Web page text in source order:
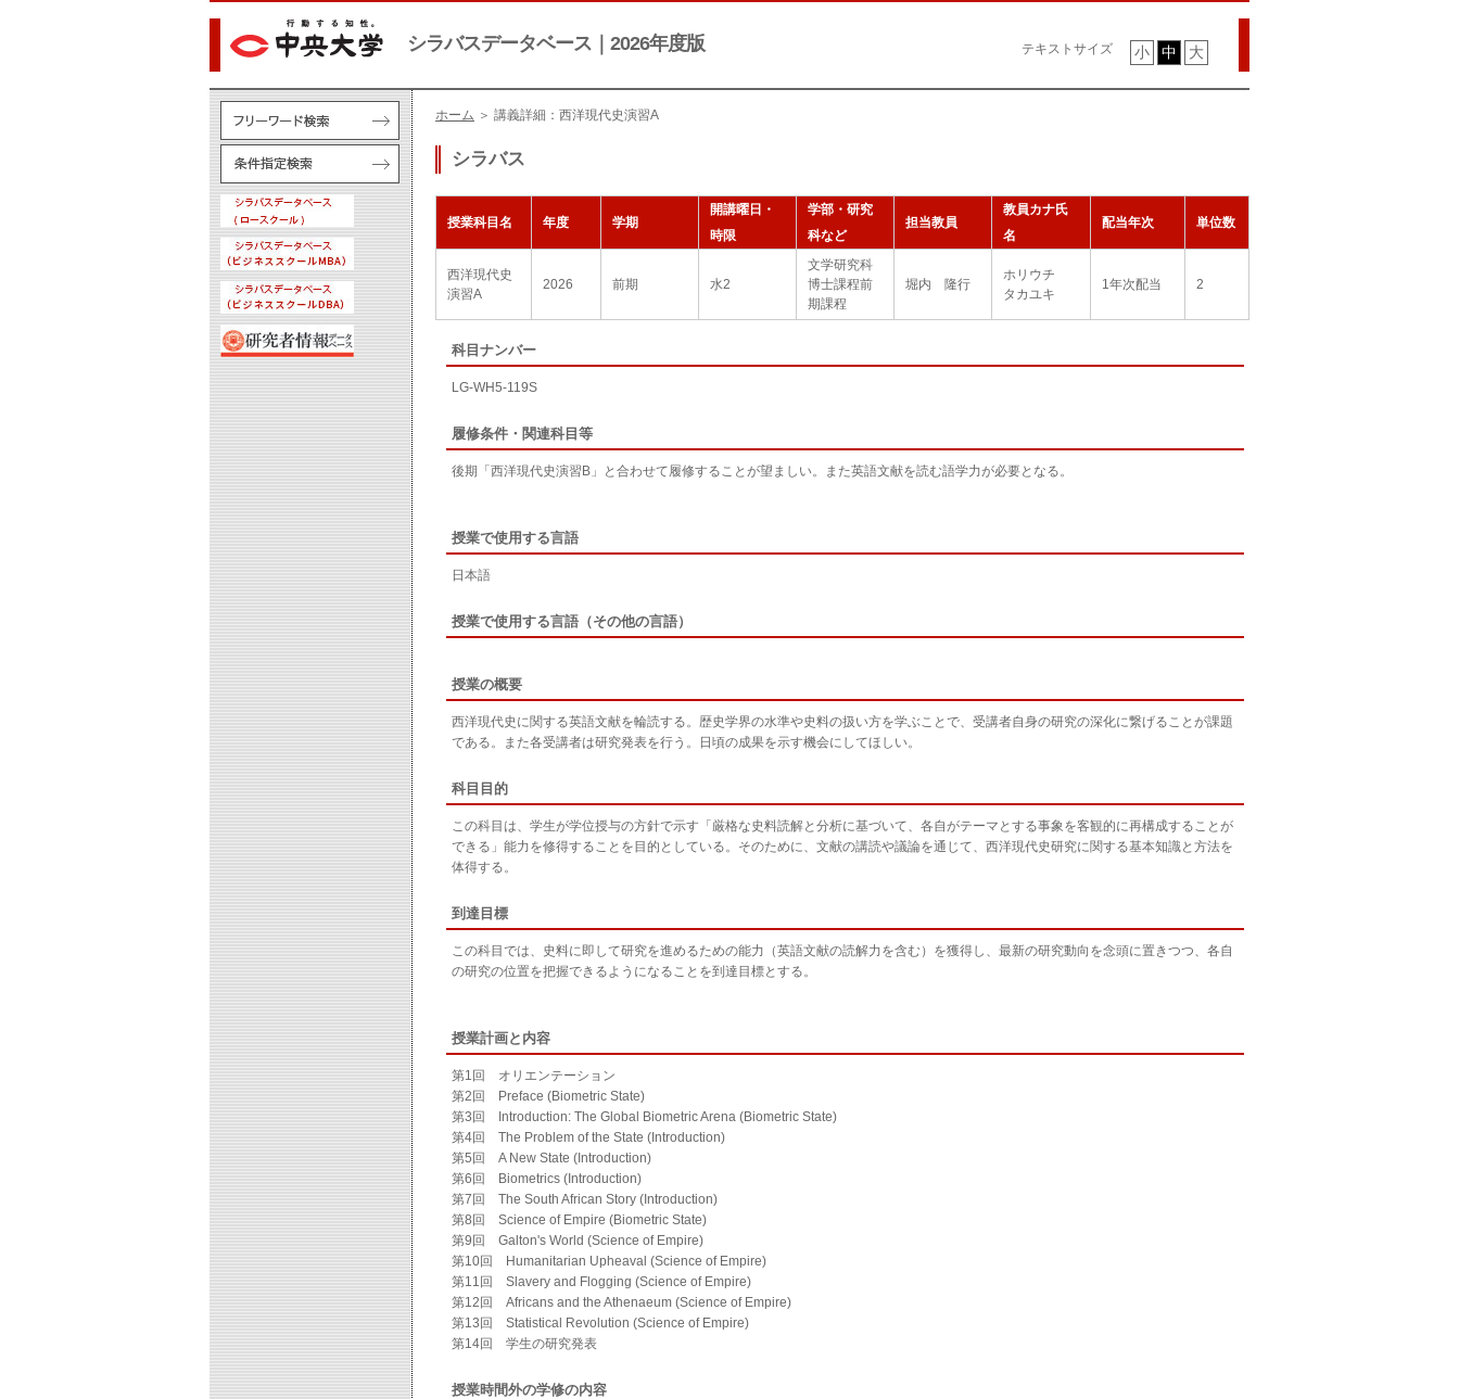
シラバスデータベース｜2026年度版 テキストサイズ 小 中 大
ホーム ＞ 講義詳細：西洋現代史演習A
シラバス
授業科目名 年度 学期
開講曜日・
時限
学部・研究
科など
担当教員
教員カナ氏
名
配当年次 単位数
西洋現代史
演習A
2026 前期 水2
文学研究科
博士課程前
期課程
堀内 隆行
ホリウチ
タカユキ
1年次配当 2
科目ナンバー
LG-WH5-119S
履修条件・関連科目等
後期「西洋現代史演習B」と合わせて履修することが望ましい。また英語文献を読む語学力が必要となる。
授業で使用する言語
日本語
授業で使用する言語（その他の言語）
授業の概要
西洋現代史に関する英語文献を輪読する。歴史学界の水準や史料の扱い方を学ぶことで、受講者自身の研究の深化に繋げることが課題
である。また各受講者は研究発表を行う。日頃の成果を示す機会にしてほしい。
科目目的
この科目は、学生が学位授与の方針で示す「厳格な史料読解と分析に基づいて、各自がテーマとする事象を客観的に再構成することが
できる」能力を修得することを目的としている。そのために、文献の講読や議論を通じて、西洋現代史研究に関する基本知識と方法を
体得する。
到達目標
この科目では、史料に即して研究を進めるための能力（英語文献の読解力を含む）を獲得し、最新の研究動向を念頭に置きつつ、各自
の研究の位置を把握できるようになることを到達目標とする。
授業計画と内容
第1回 オリエンテーション
第2回 Preface (Biometric State)
第3回 Introduction: The Global Biometric Arena (Biometric State)
第4回 The Problem of the State (Introduction)
第5回 A New State (Introduction)
第6回 Biometrics (Introduction)
第7回 The South African Story (Introduction)
第8回 Science of Empire (Biometric State)
第9回 Galton's World (Science of Empire)
第10回 Humanitarian Upheaval (Science of Empire)
第11回 Slavery and Flogging (Science of Empire)
第12回 Africans and the Athenaeum (Science of Empire)
第13回 Statistical Revolution (Science of Empire)
第14回 学生の研究発表
授業時間外の学修の内容